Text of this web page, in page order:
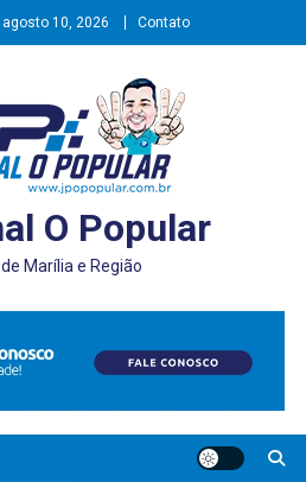
10, 2026 Contato
O Popular
Marília e Região